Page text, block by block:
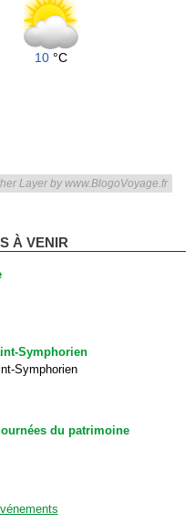
10 °C
Layer by www.BlogoVoyage.fr
À VENIR
Symphorien
Symphorien
du patrimoine